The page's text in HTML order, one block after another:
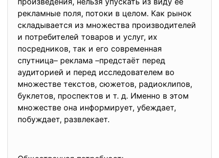
рекламные поля, потоки в целом. Как рынок
складывается из множества производителей
и потребителей товаров и услуг, их
посредников, так и его современная
спутница– реклама –предстаёт перед
аудиторией и перед исследователем во
множестве текстов, сюжетов, радиоклипов,
буклетов, проспектов и т. д. Именно в этом
множестве она информирует, убеждает,
побуждает, развлекает.